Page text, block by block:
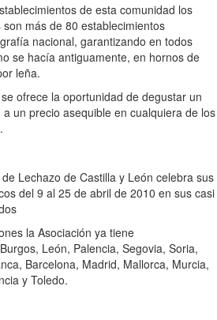
de esta comunidad los
más de 80 establecimientos
nacional, garantizando en todos
se hacía antiguamente, en hornos de
leña.
ofrece la oportunidad de degustar un
un precio asequible en cualquiera de los
Lechazo de Castilla y León celebra sus
del 9 al 25 de abril de 2010 en sus casi
la Asociación ya tiene
León, Palencia, Segovia, Soria,
Barcelona, Madrid, Mallorca, Murcia,
y Toledo.